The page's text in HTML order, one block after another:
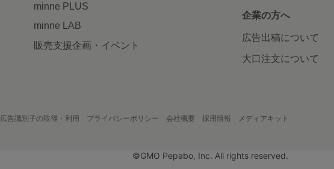
minne PLUS
minne LAB
販売支援企画・イベント
企業の方へ
広告出稿について
大口注文について
広告識別子の取得・利用 プライバシーポリシー 会社概要 採用情報 メディアキット
©GMO Pepabo, Inc. All rights reserved.